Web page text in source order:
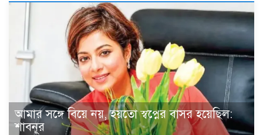
আমার সঙ্গে বিয়ে নয়, হয়তো স্বপ্নের বাসর হয়েছিল:
শাবনূর